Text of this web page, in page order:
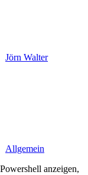
Jörn Walter
Allgemein
anzeigen,